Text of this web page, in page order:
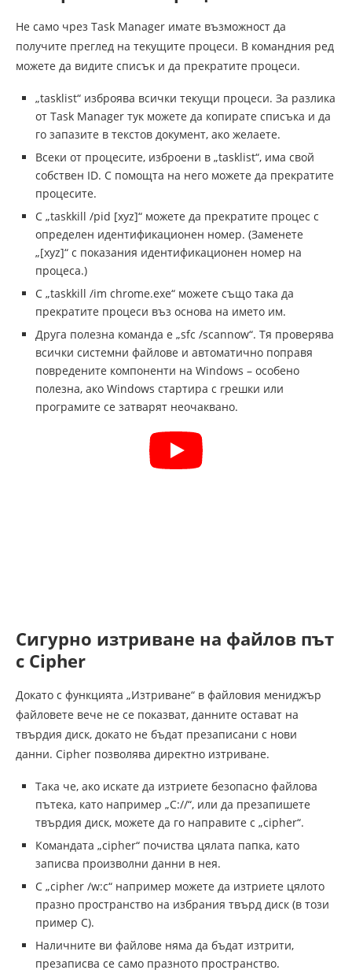
Не само чрез Task Manager имате възможност да
получите преглед на текущите процеси. В командния ред
можете да видите списък и да прекратите процеси.
„tasklist“ изброява всички текущи процеси. За разлика
от Task Manager тук можете да копирате списъка и да
го запазите в текстов документ, ако желаете.
Всеки от процесите, изброени в „tasklist“, има свой
собствен ID. С помощта на него можете да прекратите
процесите.
С „taskkill /pid [xyz]“ можете да прекратите процес с
определен идентификационен номер. (Заменете
„[xyz]“ с показания идентификационен номер на
процеса.)
С „taskkill /im chrome.exe“ можете също така да
прекратите процеси въз основа на името им.
Друга полезна команда е „sfc /scannow“. Тя проверява
всички системни файлове и автоматично поправя
повредените компоненти на Windows – особено
полезна, ако Windows стартира с грешки или
програмите се затварят неочаквано.
Сигурно изтриване на файлов път
с Cipher
Докато с функцията „Изтриване“ в файловия мениджър
файловете вече не се показват, данните остават на
твърдия диск, докато не бъдат презаписани с нови
данни. Cipher позволява директно изтриване.
Така че, ако искате да изтриете безопасно файлова
пътека, като например „C://“, или да презапишете
твърдия диск, можете да го направите с „cipher“.
Командата „cipher“ почиства цялата папка, като
записва произволни данни в нея.
С „cipher /w:c“ например можете да изтриете цялото
празно пространство на избрания твърд диск (в този
пример C).
Наличните ви файлове няма да бъдат изтрити,
презаписва се само празното пространство.